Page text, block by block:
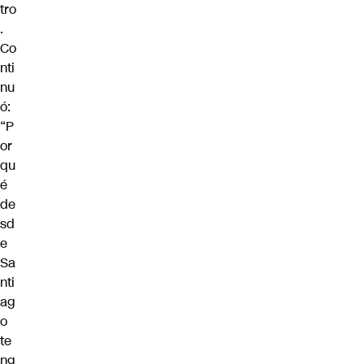
tro
.
Co
nti
nu
ó:
“P
or
qu
é
de
sd
e
Sa
nti
ag
o
te
ng